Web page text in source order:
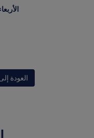
الأربعاء 4
العودة